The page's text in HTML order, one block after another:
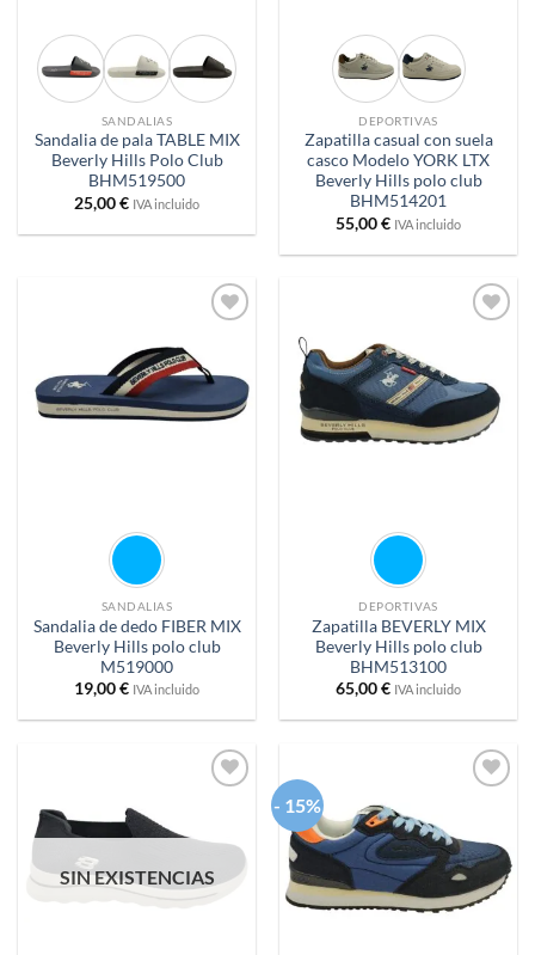
SANDALIAS
Sandalia de pala TABLE MIX
Beverly Hills Polo Club
BHM519500
25,00€ IVA incluido
DEPORTIVAS
Zapatilla casual con suela
casco Modelo YORK LTX
Beverly Hills polo club
BHM514201
55,00€ IVA incluido
deseos
SANDALIAS
Sandalia de dedo FIBER MIX
Beverly Hills polo club
M519000
19,00€ IVA incluido
DEPORTIVAS
Zapatilla BEVERLY MIX
Beverly Hills polo club
BHM513100
65,00€ IVA incluido
SIN EXISTENCIAS
- 15%
deseos